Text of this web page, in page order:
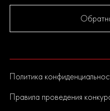
Политика
Правила проведения